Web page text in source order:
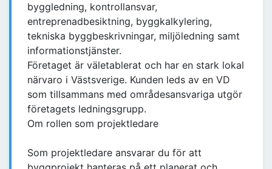
byggledning, kontrollansvar,
entreprenadbesiktning, byggkalkylering,
tekniska byggbeskrivningar, miljöledning samt
informationstjänster.
Företaget är väletablerat och har en stark lokal
närvaro i Västsverige. Kunden leds av en VD
som tillsammans med områdesansvariga utgör
företagets ledningsgrupp.
Om rollen som projektledare
Som projektledare ansvarar du för att